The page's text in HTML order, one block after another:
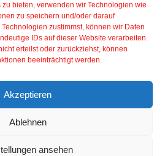
bieten, verwenden wir Technologien wie
zu speichern und/oder darauf
zustimmst, können wir Daten
IDs auf dieser Website verarbeiten.
erteilst oder zurückziehst, können
beeinträchtigt werden.
Akzeptieren
Ablehnen
ansehen
Cartoonbereich von
Bilder auf verschiedene
Alle Rechte vorbehalten